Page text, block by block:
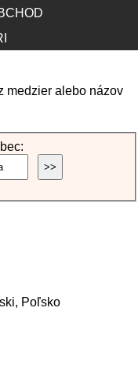
medzier alebo názov
Poľsko